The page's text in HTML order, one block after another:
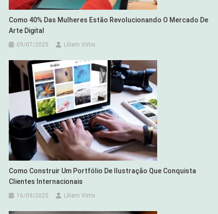
Como 40% Das Mulheres Estão Revolucionando O Mercado De
Arte Digital
09/07/2025 Liliam Virtis
Como Construir Um Portfólio De Ilustração Que Conquista
Clientes Internacionais
16/09/2025 Liliam Virtis